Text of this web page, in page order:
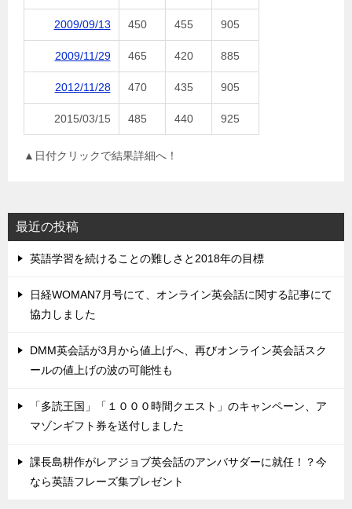
2009/09/13 450 455 905
2009/11/29 465 420 885
2012/11/28 470 435 905
2015/03/15 485 440 925
▲日付クリックで結果詳細へ！
最近の投稿
英語学習を続けることの難しさと2018年の目標
日経WOMAN7月号にて、オンライン英会話に関する記事にて
協力しました
DMM英会話が3月から値上げへ、再びオンライン英会話スク
ールの値上げの波の可能性も
「多読王国」「１０００時間クエスト」のキャンペーン、ア
マゾンギフト券を送付しました
課長島耕作がレアジョブ英会話のアンバサダーに就任！？今
なら英語フレーズ集プレゼント